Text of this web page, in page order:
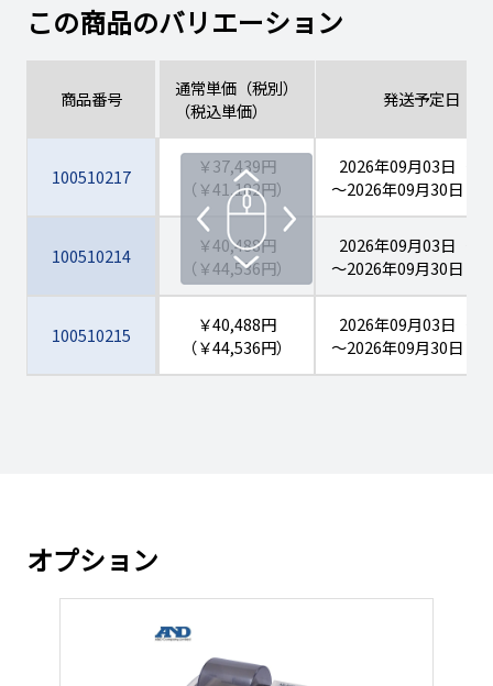
この商品のバリエーション
商品番号
通常単価（税別）
（税込単価）
発送予定日
100510217
￥37,439円
（￥41,182円）
2026年09月03日（木
～2026年09月30日（
100510214
￥40,488円
（￥44,536円）
2026年09月03日（木
～2026年09月30日（
100510215
￥40,488円
（￥44,536円）
2026年09月03日（木
～2026年09月30日（
100510219
（￥47,890円）
オプション